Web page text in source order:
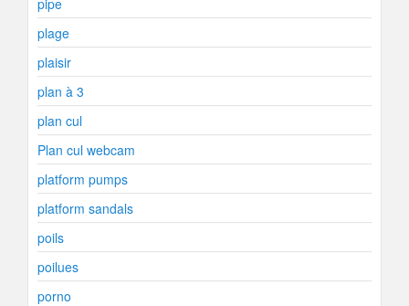
pipe
plage
plaisir
plan à 3
plan cul
Plan cul webcam
platform pumps
platform sandals
poils
poilues
porno